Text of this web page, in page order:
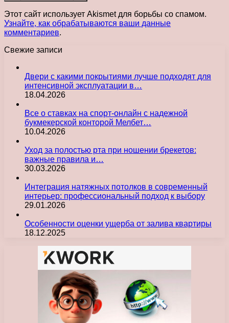
Этот сайт использует Akismet для борьбы со спамом.
Узнайте, как обрабатываются ваши данные
комментариев.
Свежие записи
Двери с какими покрытиями лучше подходят для
интенсивной эксплуатации в…
18.04.2026
Все о ставках на спорт-онлайн с надежной
букмекерской конторой Мелбет…
10.04.2026
Уход за полостью рта при ношении брекетов:
важные правила и…
30.03.2026
Интеграция натяжных потолков в современный
интерьер: профессиональный подход к выбору
29.01.2026
Особенности оценки ущерба от залива квартиры
18.12.2025